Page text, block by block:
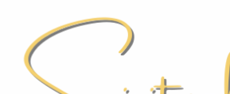
content